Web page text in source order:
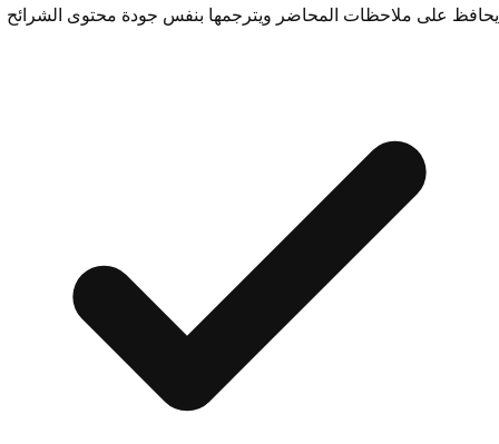
يحافظ على ملاحظات المحاضر ويترجمها بنفس جودة محتوى الشرائح